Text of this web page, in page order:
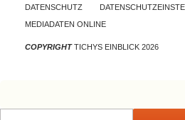
DATENSCHUTZ
MEDIADATEN ONLINE
COPYRIGHTTICHYS EINBLICK 2026